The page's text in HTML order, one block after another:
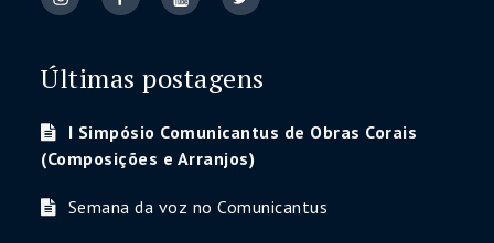
Últimas postagens
I Simpósio Comunicantus de Obras Corais
(Composições e Arranjos)
Semana da voz no Comunicantus